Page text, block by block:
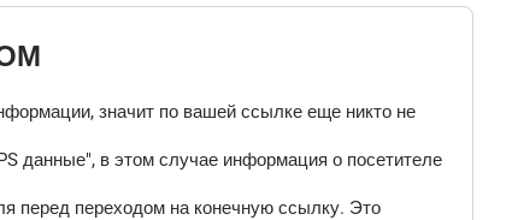
значит по вашей ссылке еще никто не
данные", в этом случае информация о посетителе
перед переходом на конечную ссылку. Это